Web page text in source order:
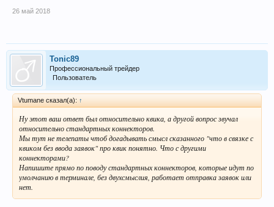
26 май 2018
Tonic89
Профессиональный трейдер
Пользователь
Vtumane сказал(а): ↑
Ну этот ваш ответ был относительно квика, а другой вопрос звучал
относительно стандартных коннекторов.
Мы тут не телепаты чтоб догадывать смысл сказанного "что в связке с
квиком без ввода заявок" про квик понятно. Что с другими
коннекторами?
Напишите прямо по поводу стандартных коннекторов, которые идут по
умолчанию в терминале, без двухсмыслия, работает отправка заявок или
нет.